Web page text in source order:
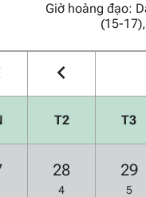
Giờ hoàng đạo:
(15-
T2 T3
28
4
29
5